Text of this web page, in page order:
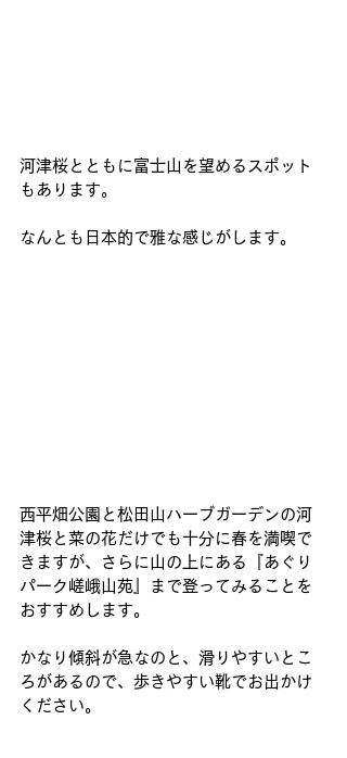
河津桜とともに富士山を望めるスポット
もあります。
なんとも日本的で雅な感じがします。
西平畑公園と松田山ハーブガーデンの河
津桜と菜の花だけでも十分に春を満喫で
きますが、さらに山の上にある『あぐり
パーク嵯峨山苑』まで登ってみることを
おすすめします。
かなり傾斜が急なのと、滑りやすいとこ
ろがあるので、歩きやすい靴でお出かけ
ください。